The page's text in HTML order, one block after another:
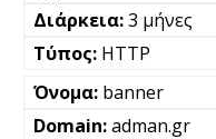
3 μήνες
HTTP
banner
adman.gr